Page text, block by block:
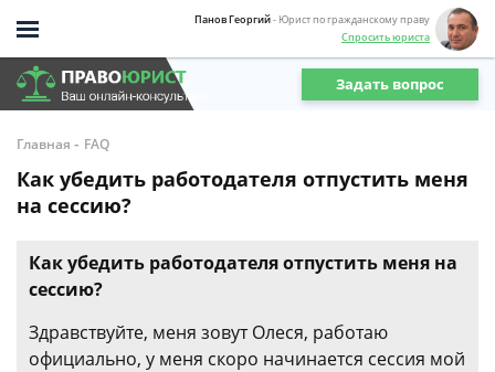
Панов Георгий- Юрист по гражданскому праву
Спросить юриста
Задать вопрос
Главная - FAQ
Как убедить работодателя отпустить меня
на сессию?
Как убедить работодателя отпустить меня на
сессию?
Здравствуйте, меня зовут Олеся, работаю
официально, у меня скоро начинается сессия мой